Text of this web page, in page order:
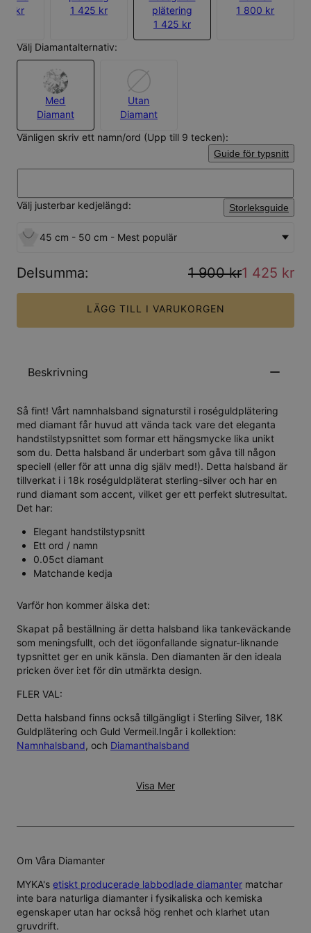
kr
1 425 kr
plätering
1 425 kr
1 800 kr
Välj Diamantalternativ:
Med
Diamant
Utan
Diamant
Vänligen skriv ett namn/ord (Upp till 9 tecken):
Guide för typsnitt
Välj justerbar kedjelängd: Storleksguide
45 cm - 50 cm - Mest populär
Delsumma: 1 900 kr1 425 kr
LÄGG TILL I VARUKORGEN
Beskrivning
Så fint! Vårt namnhalsband signaturstil i roséguldplätering
med diamant får huvud att vända tack vare det eleganta
handstilstypsnittet som formar ett hängsmycke lika unikt
som du. Detta halsband är underbart som gåva till någon
speciell (eller för att unna dig själv med!). Detta halsband är
tillverkat i i 18k roséguldpläterat sterling-silver och har en
rund diamant som accent, vilket ger ett perfekt slutresultat.
Det har:
Elegant handstilstypsnitt
Ett ord / namn
0.05ct diamant
Matchande kedja
Visa Mer
Varför hon kommer älska det:
Skapat på beställning är detta halsband lika tankeväckande
som meningsfullt, och det iögonfallande signatur-liknande
typsnittet ger en unik känsla. Den diamanten är den ideala
pricken över i:et för din utmärkta design.
FLER VAL:
Detta halsband finns också tillgängligt i Sterling Silver, 18K
Guldplätering och Guld Vermeil.Ingår i kollektion:
Namnhalsband, och Diamanthalsband
Om Våra Diamanter
MYKA's etiskt producerade labbodlade diamanter matchar
inte bara naturliga diamanter i fysikaliska och kemiska
egenskaper utan har också hög renhet och klarhet utan
gruvdrift.